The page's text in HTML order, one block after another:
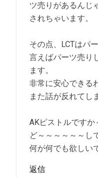
ツ売りがあるんじ
されちゃいます。
その点、LCTはパ
言えばパーツ売り
ます。
非常に安心できる
また話が反れてし
AKピストルですか
ど～～～～～～し
何が何でも欲しい
返信